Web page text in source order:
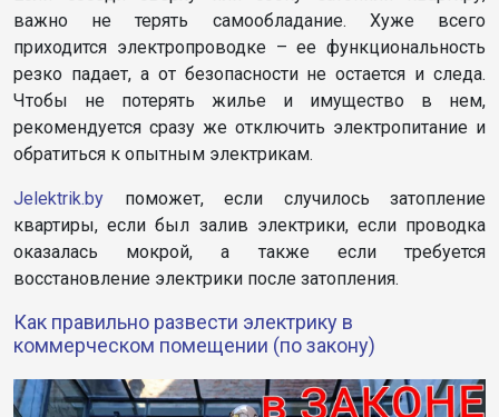
важно не терять самообладание. Хуже всего
приходится электропроводке – ее функциональность
резко падает, а от безопасности не остается и следа.
Чтобы не потерять жилье и имущество в нем,
рекомендуется сразу же отключить электропитание и
обратиться к опытным электрикам.
Jelektrik.by поможет, если случилось затопление
квартиры, если был залив электрики, если проводка
оказалась мокрой, а также если требуется
восстановление электрики после затопления.
Как правильно развести электрику в
коммерческом помещении (по закону)